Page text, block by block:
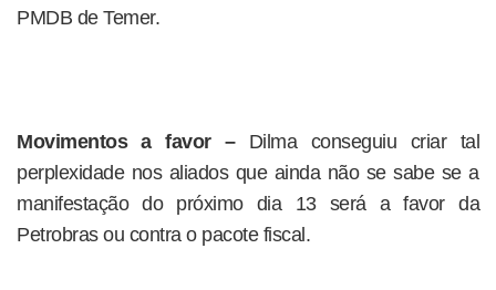
PMDB de Temer.
Movimentos a favor –Dilma conseguiu criar tal
perplexidade nos aliados que ainda não se sabe se a
manifestação do próximo dia 13 será a favor da
Petrobras ou contra o pacote fiscal.